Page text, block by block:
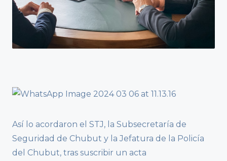
Así lo acordaron el STJ, la Subsecretaría de
Seguridad de Chubut y la Jefatura de la Policía
del Chubut, tras suscribir un acta